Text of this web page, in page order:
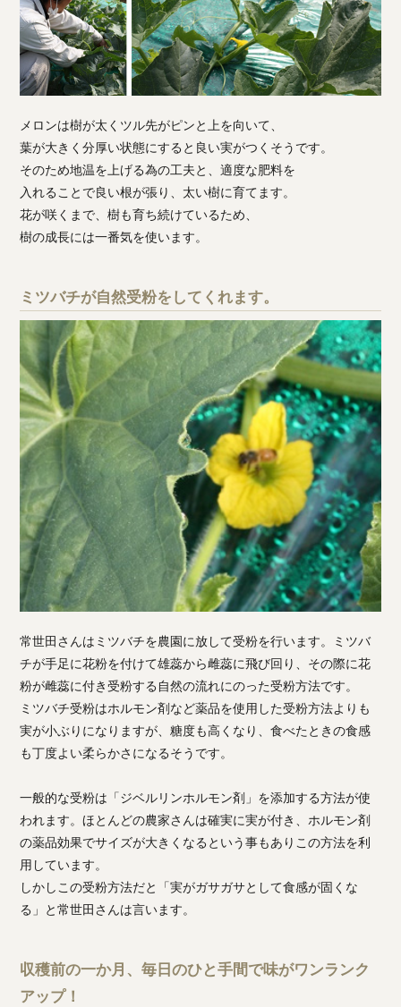
メロンは樹が太くツル先がピンと上を向いて、
葉が大きく分厚い状態にすると良い実がつくそうです。
そのため地温を上げる為の工夫と、適度な肥料を
入れることで良い根が張り、太い樹に育てます。
花が咲くまで、樹も育ち続けているため、
樹の成長には一番気を使います。
ミツバチが自然受粉をしてくれます。
常世田さんはミツバチを農園に放して受粉を行います。ミツバ
チが手足に花粉を付けて雄蕊から雌蕊に飛び回り、その際に花
粉が雌蕊に付き受粉する自然の流れにのった受粉方法です。
ミツバチ受粉はホルモン剤など薬品を使用した受粉方法よりも
実が小ぶりになりますが、糖度も高くなり、食べたときの食感
も丁度よい柔らかさになるそうです。
一般的な受粉は「ジベルリンホルモン剤」を添加する方法が使
われます。ほとんどの農家さんは確実に実が付き、ホルモン剤
の薬品効果でサイズが大きくなるという事もありこの方法を利
用しています。
しかしこの受粉方法だと「実がガサガサとして食感が固くな
る」と常世田さんは言います。
収穫前の一か月、毎日のひと手間で味がワンランク
アップ！